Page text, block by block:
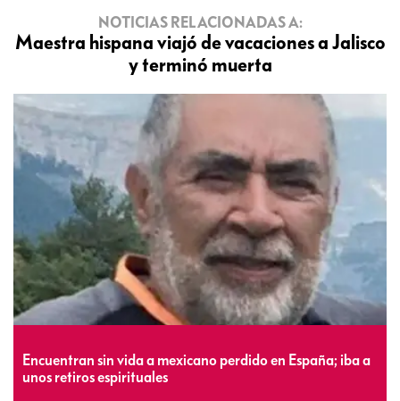
NOTICIAS RELACIONADAS A:
Maestra hispana viajó de vacaciones a Jalisco
y terminó muerta
Encuentran sin vida a mexicano perdido en España; iba a
unos retiros espirituales